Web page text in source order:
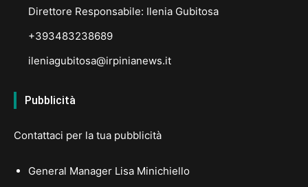
Direttore Responsabile: Ilenia Gubitosa
+393483238689
ileniagubitosa@irpinianews.it
Pubblicità
Contattaci per la tua pubblicità
General Manager Lisa Minichiello